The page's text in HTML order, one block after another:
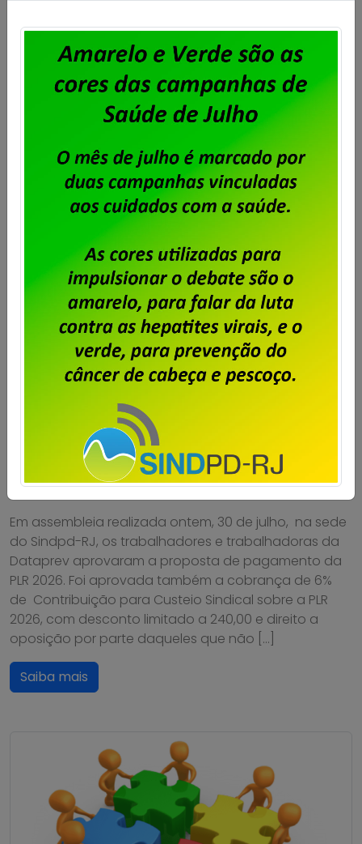
previsto é de 50% de um único dia de salário vigente
do trabalhador, conforme a cláusula “54ª –
Contribuição Para Custeio Sindical” […]
Dataprev: trabalhadores do RJ
aprovam proposta da PLR 2026
Publicado porImprensaem31/07/2026.
Em assembleia realizada ontem, 30 de julho, na sede
do Sindpd-RJ, os trabalhadores e trabalhadoras da
Dataprev aprovaram a proposta de pagamento da
PLR 2026. Foi aprovada também a cobrança de 6%
de Contribuição para Custeio Sindical sobre a PLR
2026, com desconto limitado a 240,00 e direito a
oposição por parte daqueles que não […]
Saiba mais